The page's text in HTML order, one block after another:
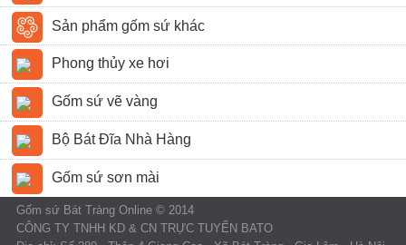
Sản phẩm gốm sứ khác
Phong thủy xe hơi
Gốm sứ vẽ vàng
Bộ Bát Đĩa Nhà Hàng
Gốm sứ sơn mài
Gốm sứ Bát Tràng Online © 2014
CÔNG TY TNHH KD & CN TRỰC TUYẾN BATO